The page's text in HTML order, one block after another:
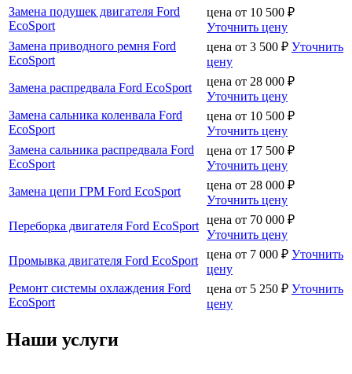
Замена подушек двигателя Ford
EcoSport
цена от 10 500 ₽
Уточнить цену
Замена приводного ремня Ford
EcoSport
цена от 3 500 ₽ Уточнить
цену
Замена распредвала Ford EcoSport
цена от 28 000 ₽
Уточнить цену
Замена сальника коленвала Ford
EcoSport
цена от 10 500 ₽
Уточнить цену
Замена сальника распредвала Ford
EcoSport
цена от 17 500 ₽
Уточнить цену
Замена цепи ГРМ Ford EcoSport
цена от 28 000 ₽
Уточнить цену
Переборка двигателя Ford EcoSport цена от 70 000 ₽
Уточнить цену
Промывка двигателя Ford EcoSport
цена от 7 000 ₽ Уточнить
цену
Ремонт системы охлаждения Ford
EcoSport
цена от 5 250 ₽ Уточнить
цену
Наши услуги